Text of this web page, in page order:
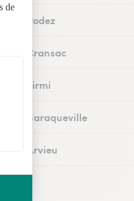
à Rodez
à Cransac
à Firmi
à Baraqueville
à Arvieu